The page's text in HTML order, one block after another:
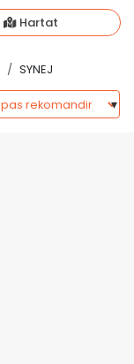
Hartat
SYNEJ